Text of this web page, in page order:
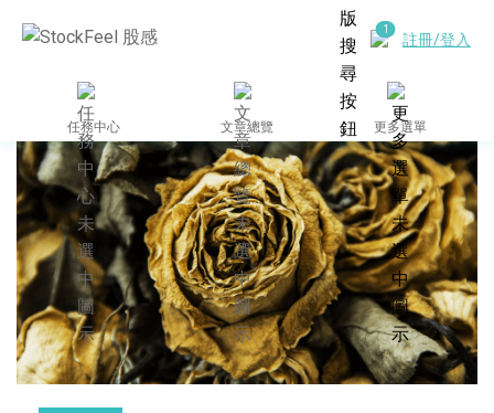
註冊/登入
任務中心 文章總覽 更多選單